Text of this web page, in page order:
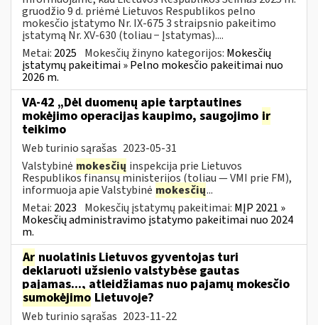
gruodžio 9 d. priėmė Lietuvos Respublikos pelno
mokesčio įstatymo Nr. IX-675 3 straipsnio pakeitimo
įstatymą Nr. XV-630 (toliau − Įstatymas)....
Metai: 2025 Mokesčių žinyno kategorijos: Mokesčių
įstatymų pakeitimai » Pelno mokesčio pakeitimai nuo
2026 m.
VA-42 „Dėl duomenų apie tarptautines
mokėjimo operacijas kaupimo, saugojimo ir
teikimo
Web turinio sąrašas 2023-05-31
Valstybinė mokesčių inspekcija prie Lietuvos
Respublikos finansų ministerijos (toliau ― VMI prie FM),
informuoja apie Valstybinė mokesčių...
Metai: 2023 Mokesčių įstatymų pakeitimai: MĮP 2021 »
Mokesčių administravimo įstatymo pakeitimai nuo 2024
m.
Ar nuolatinis Lietuvos gyventojas turi
deklaruoti užsienio valstybėse gautas
pajamas..., atleidžiamas nuo pajamų mokesčio
sumokėjimo Lietuvoje?
Web turinio sąrašas 2023-11-22